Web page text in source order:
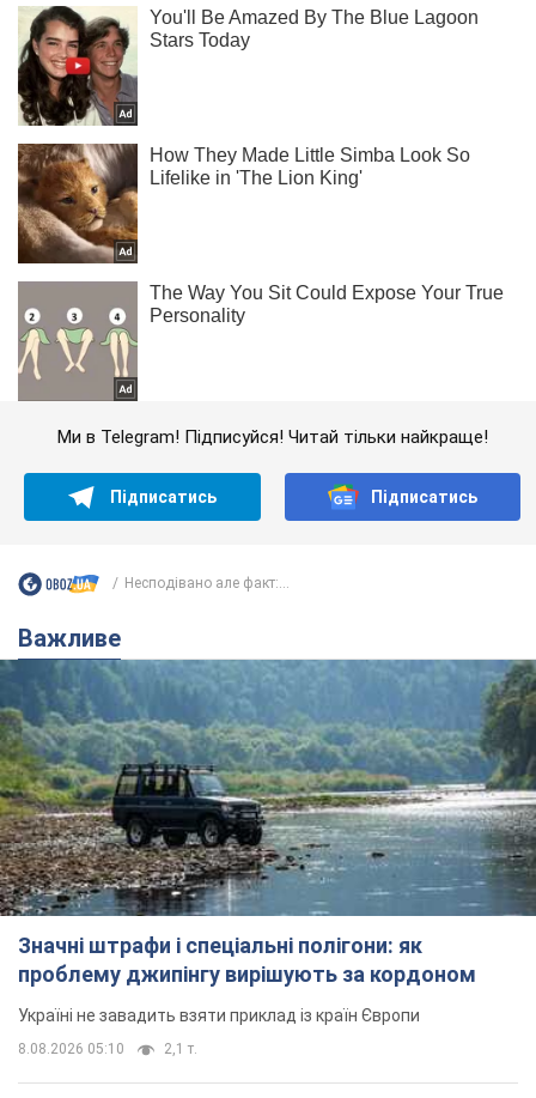
Ми в Telegram! Підписуйся! Читай тільки найкраще!
Підписатись Підписатись
Несподівано але факт:...
Важливе
Значні штрафи і спеціальні полігони: як
проблему джипінгу вирішують за кордоном
Україні не завадить взяти приклад із країн Європи
8.08.2026 05:10 2,1 т.